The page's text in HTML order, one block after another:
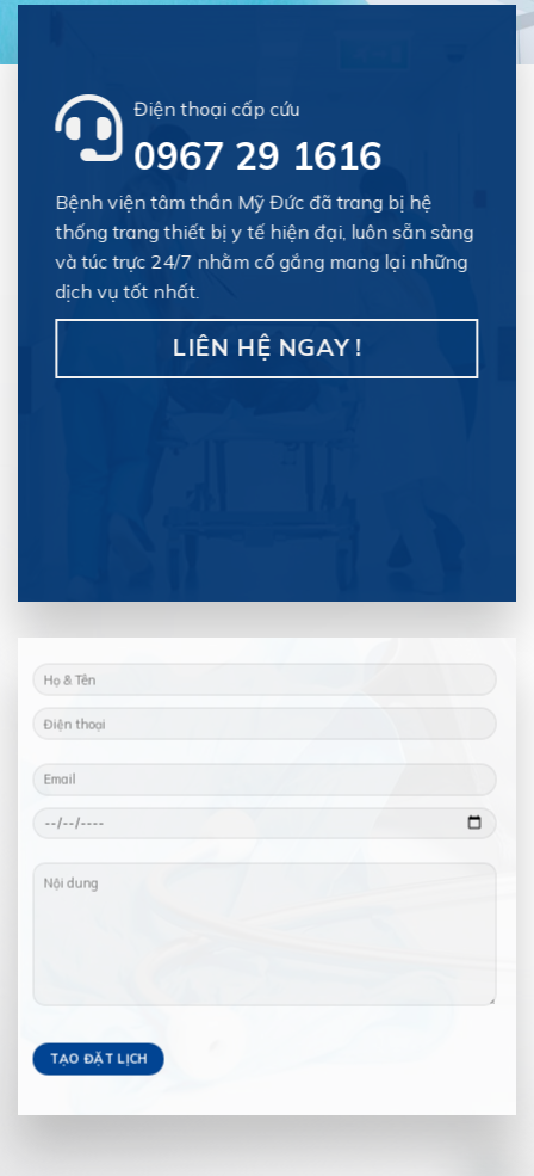
Điện thoại cấp cứu
0967 29 1616
Bệnh viện tâm thần Mỹ Đức đã trang bị hệ
thống trang thiết bị y tế hiện đại, luôn sẵn sàng
và túc trực 24/7 nhằm cố gắng mang lại những
dịch vụ tốt nhất.
LIÊN HỆ NGAY !